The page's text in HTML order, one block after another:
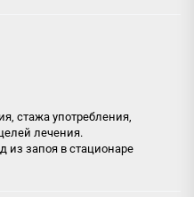
стажа употребления,
лечения.
из запоя в стационаре